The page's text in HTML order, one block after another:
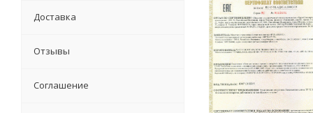
Доставка
Отзывы
Соглашение